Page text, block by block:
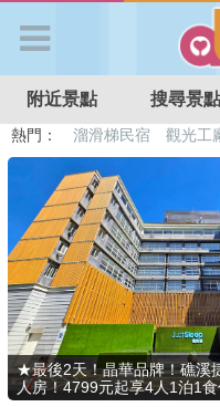
APP登入
首 頁
搜尋景點
好康優惠
最新消息
附近景點 搜尋景點
熱門： 溜滑梯民宿 觀光工
特色遊戲場
親子住房優惠
★最後2天！晶華品牌！礁溪
人房！4799元起享4人1泊1食